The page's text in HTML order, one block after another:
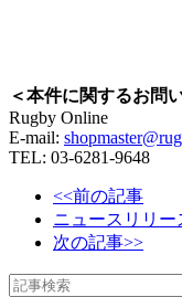
＜本件に関するお問
Rugby Online
E-mail:
TEL: 03-6281-9648
<<前の記事
ニュースリリー
次の記事>>